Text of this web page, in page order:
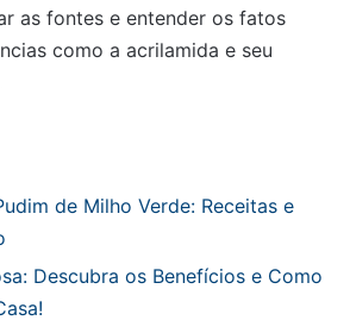
as fontes e entender os fatos
como a acrilamida e seu
de Milho Verde: Receitas e
Descubra os Benefícios e Como